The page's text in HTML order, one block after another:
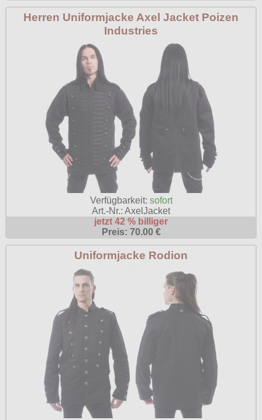
Herren Uniformjacke Axel Jacket Poizen
Industries
Verfügbarkeit: sofort
Art.-Nr.: AxelJacket
jetzt 42 % billiger
Preis: 70.00 €
Uniformjacke Rodion